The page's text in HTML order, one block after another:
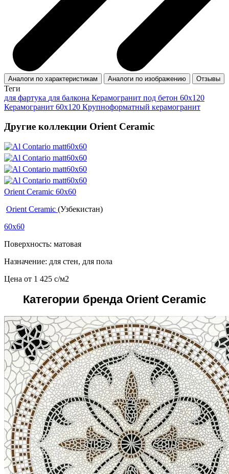
Аналоги по характеристикам Аналоги по изображению Отзывы
Теги
для фартука для балкона Керамогранит под бетон 60x120
Керамогранит 60x120 Крупноформатный керамогранит
Другие коллекции Orient Ceramic
Orient Ceramic 60х60
Orient Ceramic (Узбекистан)
60x60
Поверхность: матовая
Назначение: для стен, для пола
Цена от 1 425 c/м2
Категории бренда Orient Ceramic